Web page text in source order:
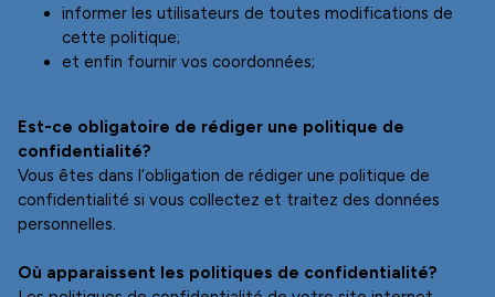
informer les utilisateurs de toutes modifications de
cette politique;
et enfin fournir vos coordonnées;
Est-ce obligatoire de rédiger une politique de
confidentialité?
Où apparaissent les politiques de confidentialité?